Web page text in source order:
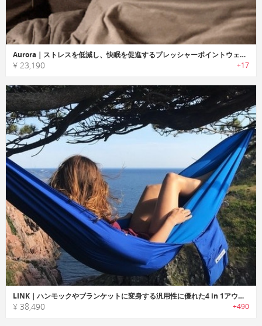
Aurora｜ストレスを低減し、快眠を促進するプレッシャーポイントウェイトブランケット「オーロラ」
¥ 23,190 +17
LINK｜ハンモックやブランケットに変身する汎用性に優れた4 in 1アウトドアギア「リンク」
¥ 38,490 +490